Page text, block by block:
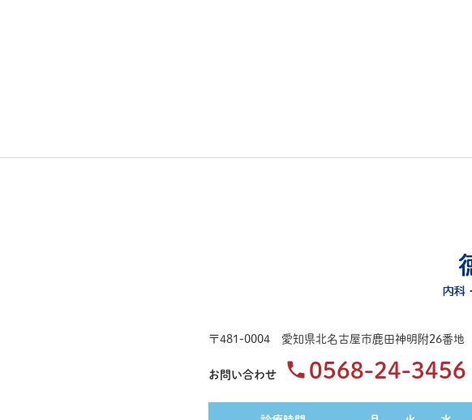
〒481-0004 愛知県北名古屋市鹿田神明附26番地
お問い合わせ 0568-24-3456